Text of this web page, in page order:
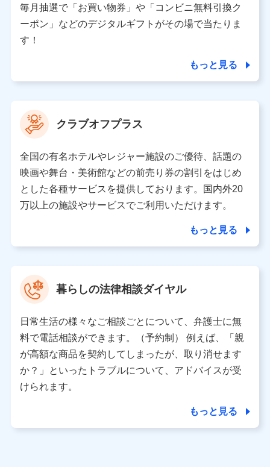
ドコモおよび提携会社のサービスを案内、提供するため
（各サービスで取得したサービス利用履歴、ウェブサイ
トの閲覧履歴、購買履歴、ご契約内容等のパーソナルデ
ータを分析して、お客さまの趣味・嗜好・傾向に応じた
上記に係る案内・手続き・管理等付帯業務を行うため
【当該個人データの管理について責任を有する者の名称・住
所・代表者名】
当該個人データを取り扱う各共同利用者（詳細は次のとお
り）
東京都千代田区永田町2丁目11番1号 山王パークタワー
株式会社NTTドコモ 代表取締役社長 前田 義晃
東京都中央区日本橋人形町2-14-10 アーバンネット日本橋
ビル 3F
※ 当社および株式会社NTTドコモは、お客さまの情報を利
データ憲章」に定める行動原則を順守します 。
※ パーソナルデータダッシュボードの「第三者提供の管
理」の設定状態にかかわらず、共同利用する場合がありま
※ dポイントクラブ会員ではないお客さま（2019年12月11
日以降、一度もdポイントクラブ会員であったことがないお
個人データは、こちら の利用目的の範囲内に限って共同利
用します。
毎月抽選で「お買い物券」や「コンビニ無料引換ク
ーポン」などのデジタルギフトがその場で当たりま
す！
もっと見る
クラブオフプラス
全国の有名ホテルやレジャー施設のご優待、話題の
映画や舞台・美術館などの前売り券の割引をはじめ
とした各種サービスを提供しております。国内外20
万以上の施設やサービスでご利用いただけます。
もっと見る
暮らしの法律相談ダイヤル
日常生活の様々なご相談ごとについて、弁護士に無
料で電話相談ができます。（予約制） 例えば、「親
が高額な商品を契約してしまったが、取り消せます
か？」といったトラブルについて、アドバイスが受
けられます。
もっと見る